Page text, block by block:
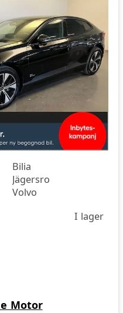
Bilia
Jägersro
Volvo
I lager
Motor